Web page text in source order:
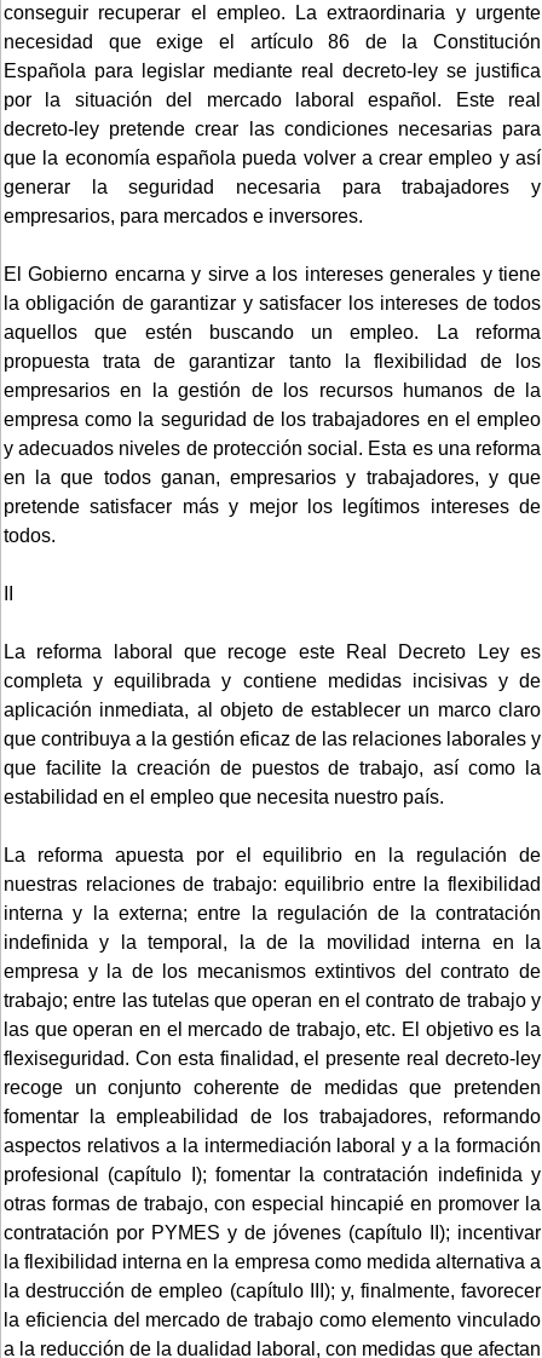
conseguir recuperar el empleo. La extraordinaria y urgente
necesidad que exige el artículo 86 de la Constitución
Española para legislar mediante real decreto-ley se justifica
por la situación del mercado laboral español. Este real
decreto-ley pretende crear las condiciones necesarias para
que la economía española pueda volver a crear empleo y así
generar la seguridad necesaria para trabajadores y
empresarios, para mercados e inversores.
El Gobierno encarna y sirve a los intereses generales y tiene
la obligación de garantizar y satisfacer los intereses de todos
aquellos que estén buscando un empleo. La reforma
propuesta trata de garantizar tanto la flexibilidad de los
empresarios en la gestión de los recursos humanos de la
empresa como la seguridad de los trabajadores en el empleo
y adecuados niveles de protección social. Esta es una reforma
en la que todos ganan, empresarios y trabajadores, y que
pretende satisfacer más y mejor los legítimos intereses de
todos.
La reforma laboral que recoge este Real Decreto Ley es
completa y equilibrada y contiene medidas incisivas y de
aplicación inmediata, al objeto de establecer un marco claro
que contribuya a la gestión eficaz de las relaciones laborales y
que facilite la creación de puestos de trabajo, así como la
estabilidad en el empleo que necesita nuestro país.
La reforma apuesta por el equilibrio en la regulación de
nuestras relaciones de trabajo: equilibrio entre la flexibilidad
interna y la externa; entre la regulación de la contratación
indefinida y la temporal, la de la movilidad interna en la
empresa y la de los mecanismos extintivos del contrato de
trabajo; entre las tutelas que operan en el contrato de trabajo y
las que operan en el mercado de trabajo, etc. El objetivo es la
flexiseguridad. Con esta finalidad, el presente real decreto-ley
recoge un conjunto coherente de medidas que pretenden
fomentar la empleabilidad de los trabajadores, reformando
aspectos relativos a la intermediación laboral y a la formación
profesional (capítulo I); fomentar la contratación indefinida y
otras formas de trabajo, con especial hincapié en promover la
contratación por PYMES y de jóvenes (capítulo II); incentivar
la flexibilidad interna en la empresa como medida alternativa a
la destrucción de empleo (capítulo III); y, finalmente, favorecer
la eficiencia del mercado de trabajo como elemento vinculado
a la reducción de la dualidad laboral, con medidas que afectan